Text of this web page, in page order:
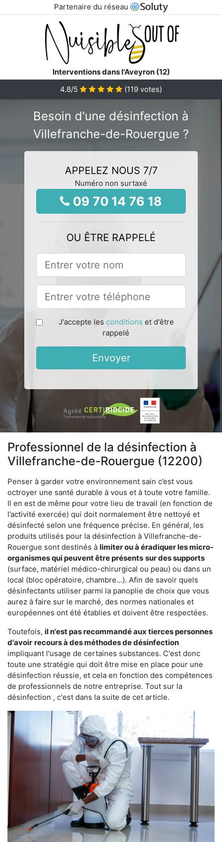
Partenaire du réseau
Interventions dans l'Aveyron (12)
4.8/5 (119 votes)
Besoin d'une désinfection à
Villefranche-de-Rouergue ?
APPELEZ NOUS 7/7
Numéro non surtaxé
09 70 14 76 18
OU ÊTRE RAPPELÉ
J'accepte les conditions et d'être
rappelé
Envoyer
Professionnel de la désinfection à
Villefranche-de-Rouergue (12200)
Penser à garder votre environnement sain c’est vous
octroyer une santé durable à vous et à toute votre famille.
Il en est de même pour votre lieu de travail (en fonction de
l’activité exercée) qui doit normalement être nettoyé et
désinfecté selon une fréquence précise. En général, les
produits utilisés pour la désinfection à Villefranche-de-
Rouergue sont destinés à limiter ou à éradiquer les micro-
organismes qui peuvent être présents sur des supports
(surface, matériel médico-chirurgical ou peau) ou dans un
local (bloc opératoire, chambre…). Afin de savoir quels
désinfectants utiliser parmi la panoplie de choix que vous
aurez à faire sur le marché, des normes nationales et
européennes ont été établies et doivent être respectées.
Toutefois, il n'est pas recommandé aux tierces personnes
d'avoir recours à des méthodes de désinfection
impliquant l'usage de certaines substances. C'est donc
toute une stratégie qui doit être mise en place pour une
désinfection réussie, et cela en fonction des compétences
de professionnels de notre entreprise. Tout sur la
désinfection , c'est dans la suite de cet article.